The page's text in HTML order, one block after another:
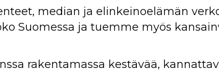
median ja elinkeinoelämän
Suomessa ja tuemme myös
rakentamassa kestävää,